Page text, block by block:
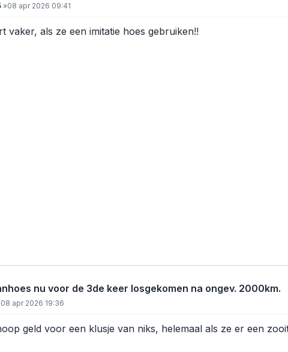
»08 apr 2026 09:41
vaker, als ze een imitatie hoes gebruiken!!
nu voor de 3de keer losgekomen na ongev. 2000km.
08 apr 2026 19:36
geld voor een klusje van niks, helemaal als ze er een